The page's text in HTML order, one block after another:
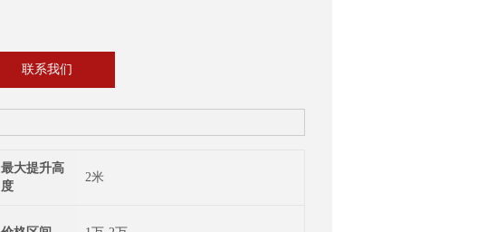
联系我们
最大提升高
度
2米